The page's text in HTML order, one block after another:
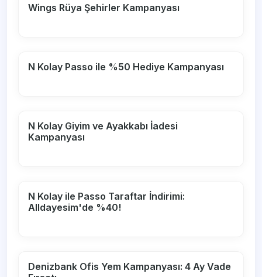
Wings Rüya Şehirler Kampanyası
N Kolay Passo ile %50 Hediye Kampanyası
N Kolay Giyim ve Ayakkabı İadesi
Kampanyası
N Kolay ile Passo Taraftar İndirimi:
Alldayesim'de %40!
Denizbank Ofis Yem Kampanyası: 4 Ay Vade